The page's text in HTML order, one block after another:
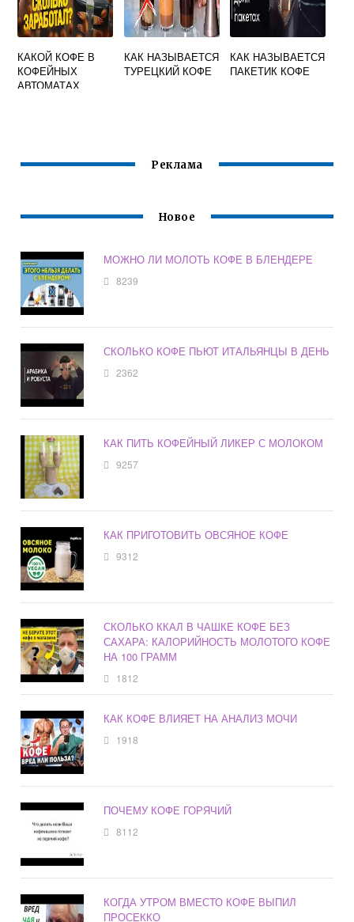
КАКОЙ КОФЕ В
КОФЕЙНЫХ
АВТОМАТАХ
КАК НАЗЫВАЕТСЯ
ТУРЕЦКИЙ КОФЕ
КАК НАЗЫВАЕТСЯ
ПАКЕТИК КОФЕ
Реклама
Новое
МОЖНО ЛИ МОЛОТЬ КОФЕ В БЛЕНДЕРЕ
8239
СКОЛЬКО КОФЕ ПЬЮТ ИТАЛЬЯНЦЫ В ДЕНЬ
2362
КАК ПИТЬ КОФЕЙНЫЙ ЛИКЕР С МОЛОКОМ
9257
КАК ПРИГОТОВИТЬ ОВСЯНОЕ КОФЕ
9312
СКОЛЬКО ККАЛ В ЧАШКЕ КОФЕ БЕЗ
САХАРА: КАЛОРИЙНОСТЬ МОЛОТОГО КОФЕ
НА 100 ГРАММ
1812
КАК КОФЕ ВЛИЯЕТ НА АНАЛИЗ МОЧИ
1918
ПОЧЕМУ КОФЕ ГОРЯЧИЙ
8112
КОГДА УТРОМ ВМЕСТО КОФЕ ВЫПИЛ
ПРОСЕККО